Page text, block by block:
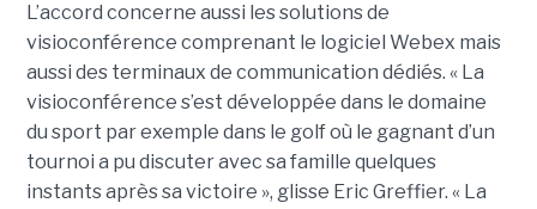
L’accord concerne aussi les solutions de
visioconférence comprenant le logiciel Webex mais
aussi des terminaux de communication dédiés. « La
visioconférence s’est développée dans le domaine
du sport par exemple dans le golf où le gagnant d’un
tournoi a pu discuter avec sa famille quelques
instants après sa victoire », glisse Eric Greffier. « La